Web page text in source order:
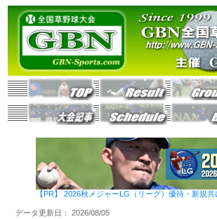
【PR】 2026秋メジャーLG（リーグ）優待・新規
データ更新日： 2026/08/05